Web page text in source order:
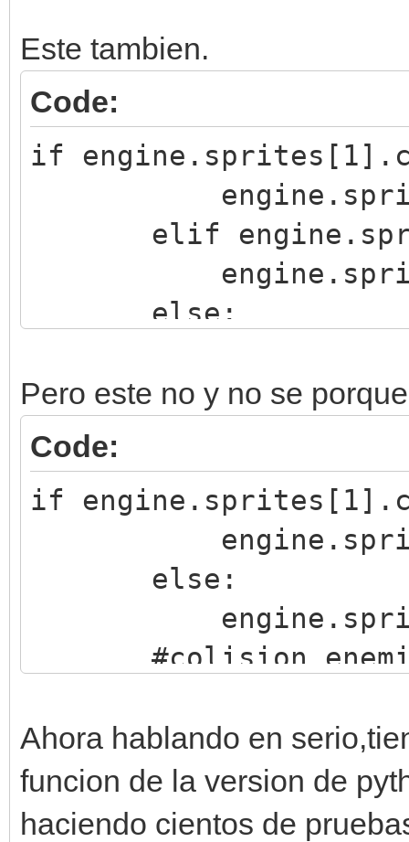
Este tambien.
Code:
if
elif
else:
Pero este no y no se
Code:
if
else:
#colision
else:
Ahora hablando en
funcion de la version de
haciendo cientos de